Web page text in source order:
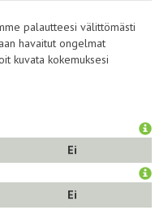
palautteesi välittömästi
kuvata kokemuksesi
Ei
Ei